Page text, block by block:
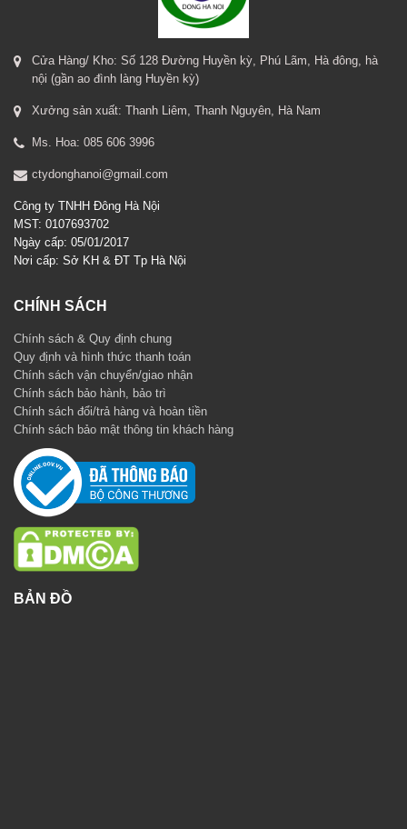
Cửa Hàng/ Kho: Số 128 Đường Huyền kỳ, Phú Lãm, Hà đông, hà
nội (gần ao đình làng Huyền kỳ)
Xưởng sản xuất: Thanh Liêm, Thanh Nguyên, Hà Nam
Ms. Hoa: 085 606 3996
ctydonghanoi@gmail.com
Công ty TNHH Đông Hà Nội
MST: 0107693702
Ngày cấp: 05/01/2017
Nơi cấp: Sở KH & ĐT Tp Hà Nội
CHÍNH SÁCH
Chính sách & Quy định chung
Quy định và hình thức thanh toán
Chính sách vận chuyển/giao nhận
Chính sách bảo hành, bảo trì
Chính sách đổi/trả hàng và hoàn tiền
Chính sách bảo mật thông tin khách hàng
BẢN ĐỒ